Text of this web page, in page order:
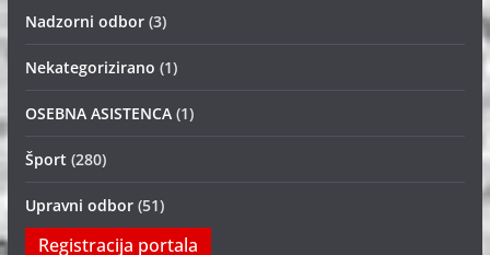
Nadzorni odbor(3)
Nekategorizirano (1)
OSEBNA ASISTENCA(1)
Šport (280)
Upravni odbor(51)
Registracija portala